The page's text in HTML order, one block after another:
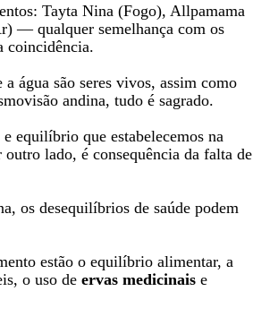
Tayta Nina (Fogo), Allpamama
— qualquer semelhança com os
coincidência.
água são seres vivos, assim como
andina, tudo é sagrado.
equilíbrio que estabelecemos na
lado, é consequência da falta de
os desequilíbrios de saúde podem
estão o equilíbrio alimentar, a
o uso de ervas medicinais e